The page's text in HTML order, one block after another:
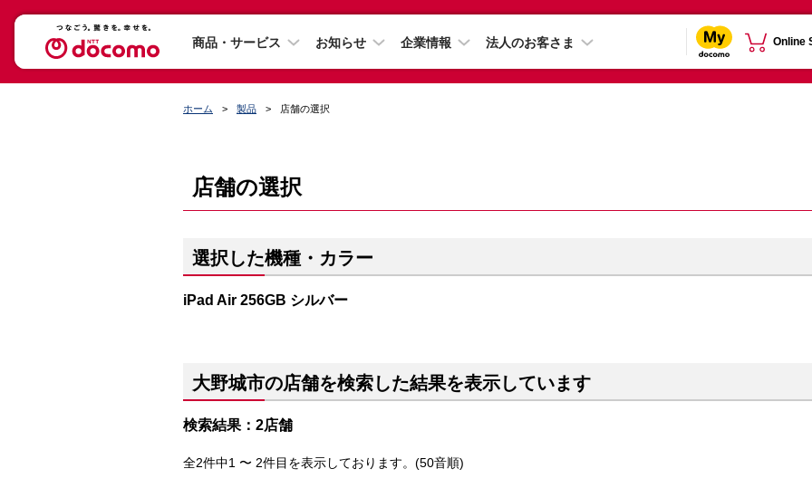
商品・サービス お知らせ 企業情報 法人のお客さま Online
ホーム 製品 店舗の選択
店舗の選択
選択した機種・カラー
iPad Air 256GB シルバー
大野城市の店舗を検索した結果を表示しています
検索結果：2店舗
全2件中1 〜 2件目を表示しております。(50音順)